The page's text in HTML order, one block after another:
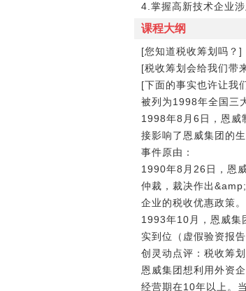
4.掌握高新技术企业
课程大纲
[您知道税收筹划吗？]
[税收筹划会给我们带
[下面的事实也许让我
被列为1998年全国三
1998年8月6日，恩威
接影响了恩威集团的生
事件原由：
1990年8月26日，恩
仲裁，裁决作出
企业的税收优惠政策。
1993年10月，恩威集
实到位（虚假验资报
创灵动点评：税收筹
恩威集团想利用外资
经营期在10年以上。